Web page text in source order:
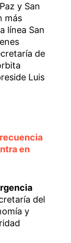
y San
más
línea San
de
Luis
en
del
y